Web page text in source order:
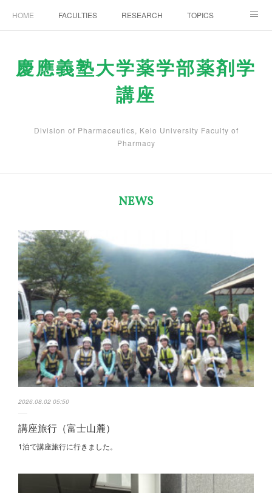
HOME FACULTIES RESEARCH TOPICS
慶應義塾大学薬学部薬剤学
講座
Division of Pharmaceutics, Keio University Faculty of
Pharmacy
NEWS
2026.08.02 05:50
講座旅行（富士山麓）
1泊で講座旅行に行きました。